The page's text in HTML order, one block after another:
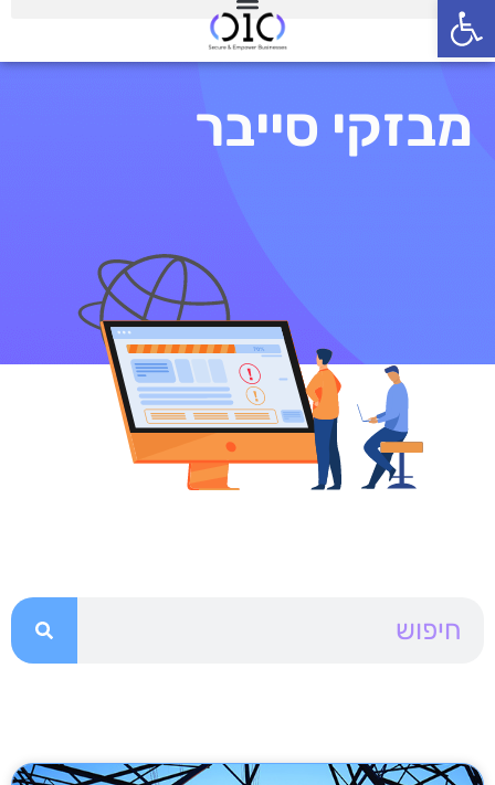
פתח סרגל נגישות
מבזקי סייבר
מבזקי סייבר